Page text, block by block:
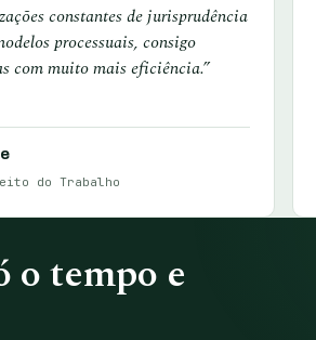
constantes de jurisprudência
processuais, consigo
com muito mais eficiência.”
do Trabalho
o tempo e